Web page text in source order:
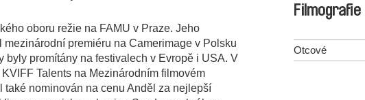
oboru režie na FAMU v Praze. Jeho
mezinárodní premiéru na Camerimage v Polsku
byly promítány na festivalech v Evropě i USA. V
Talents na Mezinárodním filmovém
také nominován na cenu Anděl za nejlepší
Filmografie
Otcové